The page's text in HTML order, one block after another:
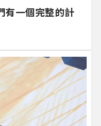
有一個完整的計